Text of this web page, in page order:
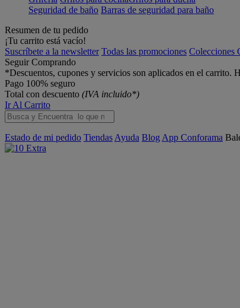
Seguridad de baño Barras de seguridad para baño
Resumen de tu pedido
¡Tu carrito está vacío!
Suscríbete a la newsletter Todas las promociones Colecciones
Seguir Comprando
*Descuentos, cupones y servicios son aplicados en el carrito.
Pago 100% seguro
Total con descuento (IVA incluido*)
Ir Al Carrito
Estado de mi pedido Tiendas Ayuda Blog App Conforama